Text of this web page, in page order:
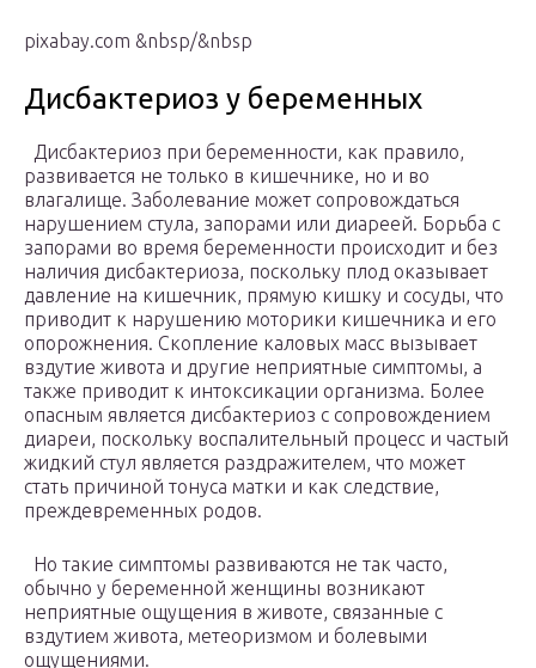
pixabay.com &nbsp/&nbsp
Дисбактериоз у беременных
Дисбактериоз при беременности, как правило,
развивается не только в кишечнике, но и во
влагалище. Заболевание может сопровождаться
нарушением стула, запорами или диареей. Борьба с
запорами во время беременности происходит и без
наличия дисбактериоза, поскольку плод оказывает
давление на кишечник, прямую кишку и сосуды, что
приводит к нарушению моторики кишечника и его
опорожнения. Скопление каловых масс вызывает
вздутие живота и другие неприятные симптомы, а
также приводит к интоксикации организма. Более
опасным является дисбактериоз с сопровождением
диареи, поскольку воспалительный процесс и частый
жидкий стул является раздражителем, что может
стать причиной тонуса матки и как следствие,
преждевременных родов.
Но такие симптомы развиваются не так часто,
обычно у беременной женщины возникают
неприятные ощущения в животе, связанные с
вздутием живота, метеоризмом и болевыми
ощущениями.